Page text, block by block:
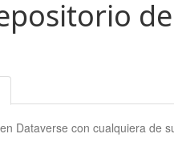
Dataverse con cualquiera de